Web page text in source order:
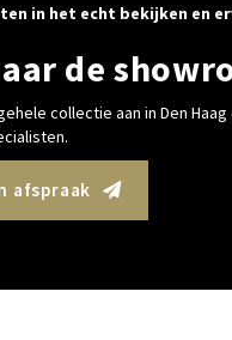
in het echt bekijken en
de
collectie aan in Den
afspraak